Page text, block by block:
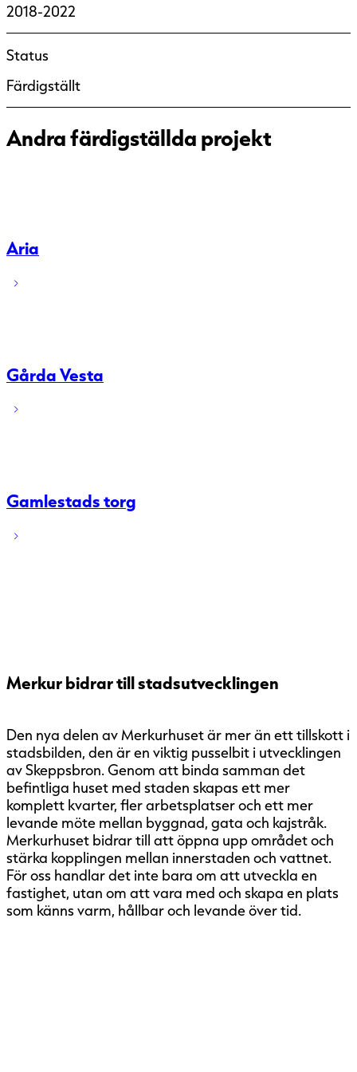
2018-2022
Status
Färdigställt
Andra färdigställda projekt
Aria
Gårda Vesta
Gamlestads torg
Öppna karta
Merkur bidrar till stadsutvecklingen
Den nya delen av Merkurhuset är mer än ett tillskott i
stadsbilden, den är en viktig pusselbit i utvecklingen
av Skeppsbron. Genom att binda samman det
befintliga huset med staden skapas ett mer
komplett kvarter, fler arbetsplatser och ett mer
levande möte mellan byggnad, gata och kajstråk.
Merkurhuset bidrar till att öppna upp området och
stärka kopplingen mellan innerstaden och vattnet.
För oss handlar det inte bara om att utveckla en
fastighet, utan om att vara med och skapa en plats
som känns varm, hållbar och levande över tid.